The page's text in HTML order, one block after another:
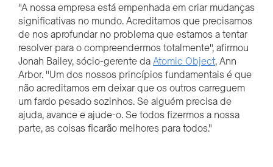
"A nossa empresa está empenhada em criar mudanças
significativas no mundo. Acreditamos que precisamos
de nos aprofundar no problema que estamos a tentar
resolver para o compreendermos totalmente", afirmou
Jonah Bailey, sócio-gerente daAtomic Object, Ann
Arbor. "Um dos nossos princípios fundamentais é que
não acreditamos em deixar que os outros carreguem
um fardo pesado sozinhos. Se alguém precisa de
ajuda, avance e ajude-o. Se todos fizermos a nossa
parte, as coisas ficarão melhores para todos."